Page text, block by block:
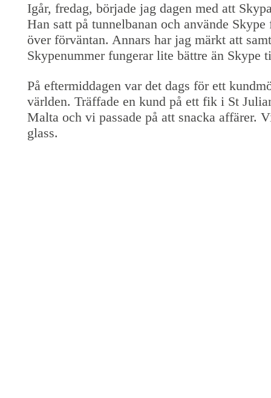
Igår, fredag, började jag dagen med att
Han satt på tunnelbanan och använde
över förväntan. Annars har jag märkt att
Skypenummer fungerar lite bättre än Skype
På eftermiddagen var det dags för ett
världen. Träffade en kund på ett fik i St
Malta och vi passade på att snacka affärer.
glass.